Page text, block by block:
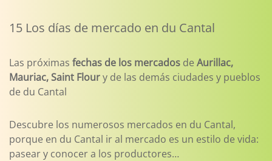
15 Los días de mercado en du Cantal
Las próximas fechas de los mercados de Aurillac,
Mauriac, Saint Floury de las demás ciudades y pueblos
de du Cantal
Descubre los numerosos mercados en du Cantal,
porque en du Cantal ir al mercado es un estilo de vida:
pasear y conocer a los productores…